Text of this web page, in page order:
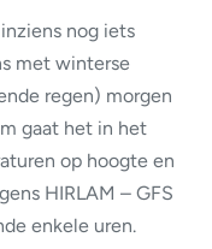
nog iets
met winterse
regen) morgen
gaat het in het
op hoogte en
HIRLAM – GFS
enkele uren.